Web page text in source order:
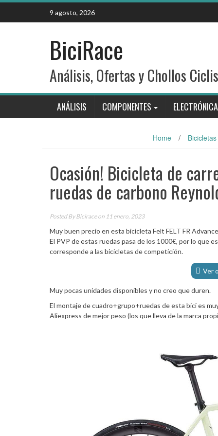
Skip
content
9 agosto, 2026
BiciRace
Análisis, Ofertas y Chollos
ANÁLISIS COMPONENTES ELECTRÓNICA
Home /
Ocasión! Bicicleta de
ruedas de carbono
Posted ByBiciraceon 11 enero, 2023
Muy buen precio en esta bicicleta Felt FELT FR
El PVP de estas ruedas pasa de los 1000€, por lo que
corresponde a las bicicletas de competición.
Ver
Muy pocas unidades disponibles y no creo que duren.
El montaje de cuadro+grupo+ruedas de esta bici es
Aliexpress de mejor peso (los que lleva de la marca